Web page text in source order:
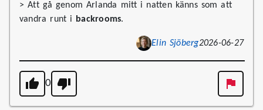
> Att gå genom Arlanda mitt i natten känns som att
vandra runt i backrooms.
Elin Sjöberg2026-06-27
0